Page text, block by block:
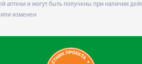
и могут быть получены при наличии
изменен